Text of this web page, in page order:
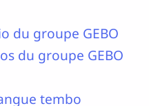
du groupe GEBO
du groupe GEBO
tembo